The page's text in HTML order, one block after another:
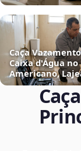
Caça
Caixa d'Água no
Americano,